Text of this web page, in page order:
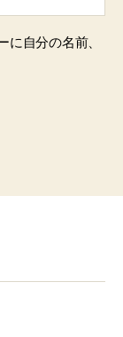
に自分の名前、